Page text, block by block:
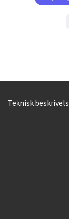
Teknisk